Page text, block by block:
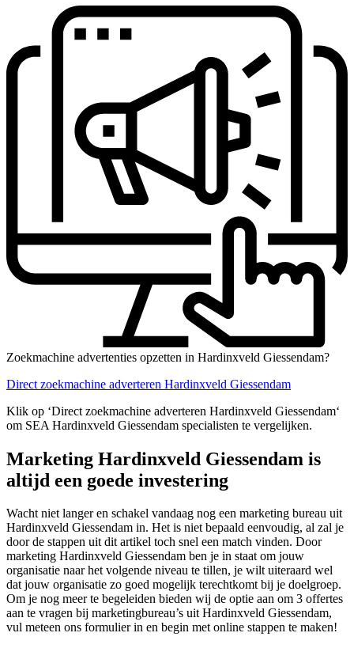
Zoekmachine advertenties opzetten in Hardinxveld Giessendam?
Direct zoekmachine adverteren Hardinxveld Giessendam
Klik op ‘Direct zoekmachine adverteren Hardinxveld Giessendam‘
om SEA Hardinxveld Giessendam specialisten te vergelijken.
Marketing Hardinxveld Giessendam is
altijd een goede investering
Wacht niet langer en schakel vandaag nog een marketing bureau uit
Hardinxveld Giessendam in. Het is niet bepaald eenvoudig, al zal je
door de stappen uit dit artikel toch snel een match vinden. Door
marketing Hardinxveld Giessendam ben je in staat om jouw
organisatie naar het volgende niveau te tillen, je wilt uiteraard wel
dat jouw organisatie zo goed mogelijk terechtkomt bij je doelgroep.
Om je nog meer te begeleiden bieden wij de optie aan om 3 offertes
aan te vragen bij marketingbureau’s uit Hardinxveld Giessendam,
vul meteen ons formulier in en begin met online stappen te maken!